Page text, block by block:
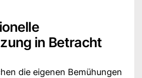
in Betracht
die eigenen Bemühungen